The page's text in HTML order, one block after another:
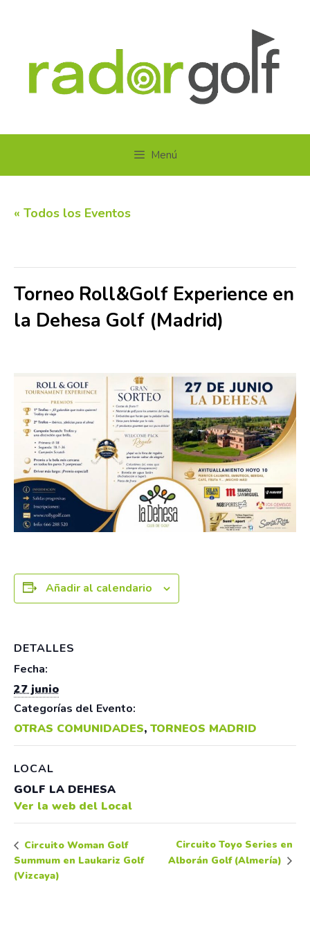
Menú
« Todos los Eventos
Torneo Roll&Golf Experience en
la Dehesa Golf (Madrid)
Añadir al calendario
DETALLES
Fecha:
27 junio
Categorías del Evento:
OTRAS COMUNIDADES, TORNEOS MADRID
LOCAL
GOLF LA DEHESA
Ver la web del Local
Circuito Woman Golf
Summum en Laukariz Golf
(Vizcaya)
Circuito Toyo Series en
Alborán Golf (Almería)